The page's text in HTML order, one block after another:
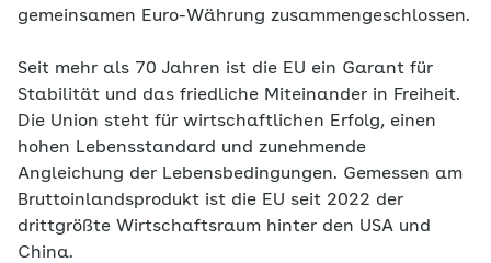
gemeinsamen Euro-Währung zusammengeschlossen.
Seit mehr als 70 Jahren ist die EU ein Garant für
Stabilität und das friedliche Miteinander in Freiheit.
Die Union steht für wirtschaftlichen Erfolg, einen
hohen Lebensstandard und zunehmende
Angleichung der Lebensbedingungen. Gemessen am
Bruttoinlandsprodukt ist die EU seit 2022 der
drittgrößte Wirtschaftsraum hinter den USA und
China.